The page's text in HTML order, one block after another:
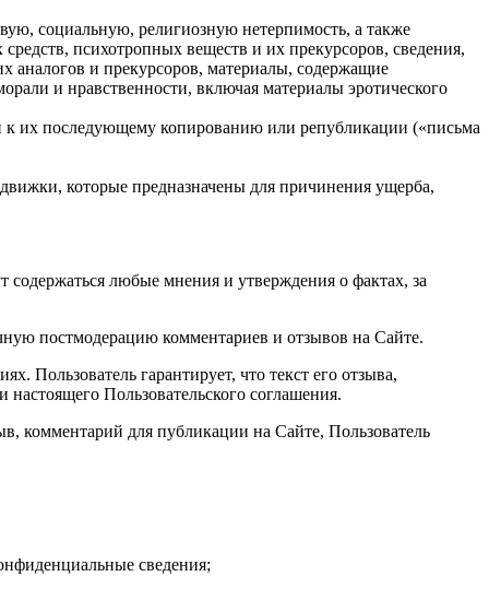
социальную, религиозную нетерпимость, а также
психотропных веществ и их прекурсоров, сведения,
аналогов и прекурсоров, материалы, содержащие
и нравственности, включая материалы эротического
к их последующему копированию или републикации («письма
которые предназначены для причинения ущерба,
любые мнения и утверждения о фактах, за
постмодерацию комментариев и отзывов на Сайте.
Пользователь гарантирует, что текст его отзыва,
настоящего Пользовательского соглашения.
комментарий для публикации на Сайте, Пользователь
сведения;